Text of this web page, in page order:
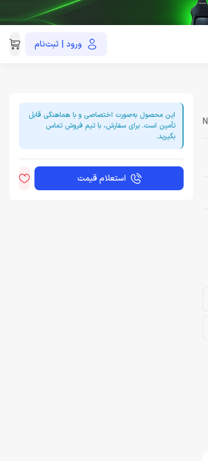
ورود | ثبت‌نام021-91035390
این محصول به‌صورت اختصاصی و با هماهنگی قابل
تأمین است. برای سفارش، با تیم فروش تماس
بگیرید.
استعلام قیمت